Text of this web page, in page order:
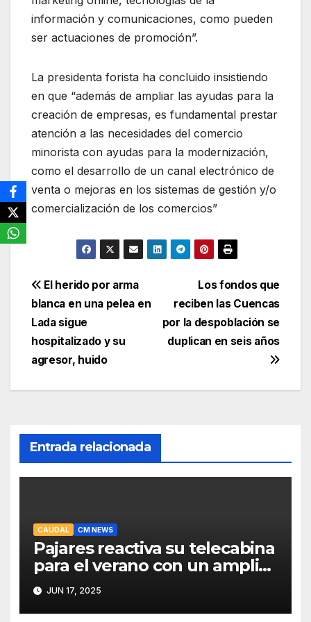
información y comunicaciones, como pueden
ser actuaciones de promoción”.
La presidenta forista ha concluido insistiendo
en que “además de ampliar las ayudas para la
creación de empresas, es fundamental prestar
atención a las necesidades del comercio
minorista con ayudas para la modernización,
como el desarrollo de un canal electrónico de
venta o mejoras en los sistemas de gestión y/o
comercialización de los comercios”
Navegación
de
entradas
Los fondos que
reciben las Cuencas
por la despoblación se
duplican en seis años
El herido por arma
blanca en una pelea en
Lada sigue
hospitalizado y su
agresor, huido
Entrada relacionada
CAUDAL CM NEWS
Pajares reactiva su telecabina
para el verano con un amplio
programa de actividades
JUN 17, 2025